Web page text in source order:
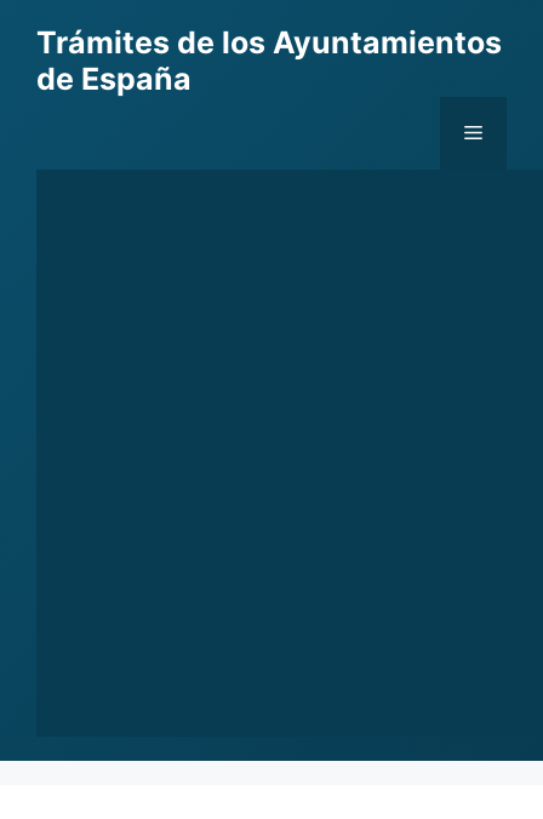
content
Trámites de los Ayuntamientos
de España
Menu